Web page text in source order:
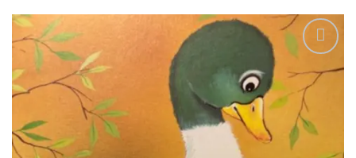
Tilføj
som
favorit